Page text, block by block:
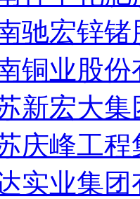
驰宏锌
铜业股
新宏大
庆峰工程
实业集